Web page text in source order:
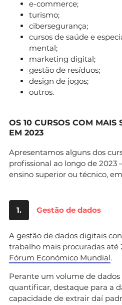
e-commerce;
turismo;
cibersegurança;
cursos de saúde e
mental;
marketing digital;
gestão de resíduos;
design de jogos;
outros.
OS 10 CURSOS COM MAIS
EM 2023
Apresentamos alguns dos
profissional ao longo de 2023
ensino superior ou técnico,
1. Gestão de dados
A gestão de dados digitais
trabalho mais procuradas até
Fórum Económico Mundial.
Perante um volume de
quantificar, destaque para a
capacidade de extrair daí